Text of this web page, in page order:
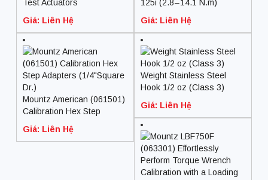
Test Actuators
Giá: Liên Hệ
125i (2.8 – 14.1 N.m)
Giá: Liên Hệ
Mountz American (061501)
Calibration Hex Step
Giá: Liên Hệ
Weight Stainless Steel
Hook 1/2 oz (Class 3)
Giá: Liên Hệ